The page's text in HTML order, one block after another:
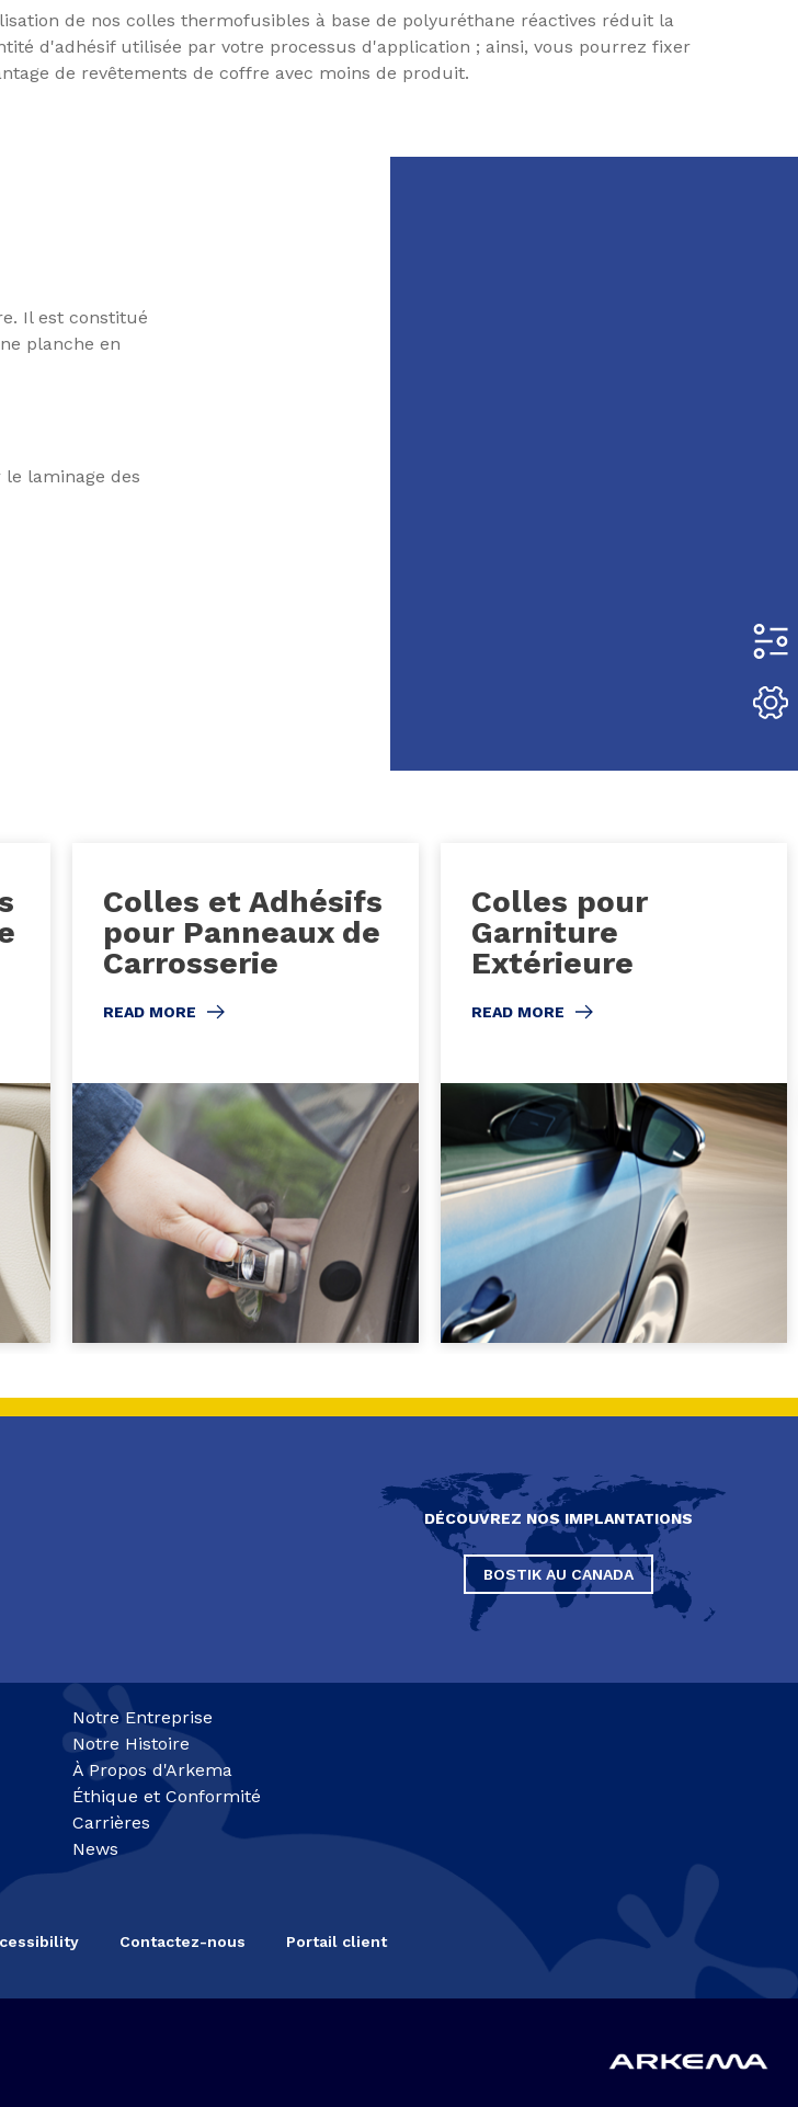
de nos colles thermofusibles à base de polyuréthane réactives réduit la
d'adhésif utilisée par votre processus d'application ; ainsi, vous pourrez fixer
de revêtements de coffre avec moins de produit.
Il est constitué
planche en
laminage des
Colles et Adhésifs
pour Panneaux de
Carrosserie
READ MORE
Colles pour
Garniture
Extérieure
READ MORE
DÉCOUVREZ NOS IMPLANTATIONS
BOSTIK AU CANADA
Notre Entreprise
Notre Histoire
À Propos d'Arkema
Éthique et Conformité
Carrières
News
Contactez-nous Portail client